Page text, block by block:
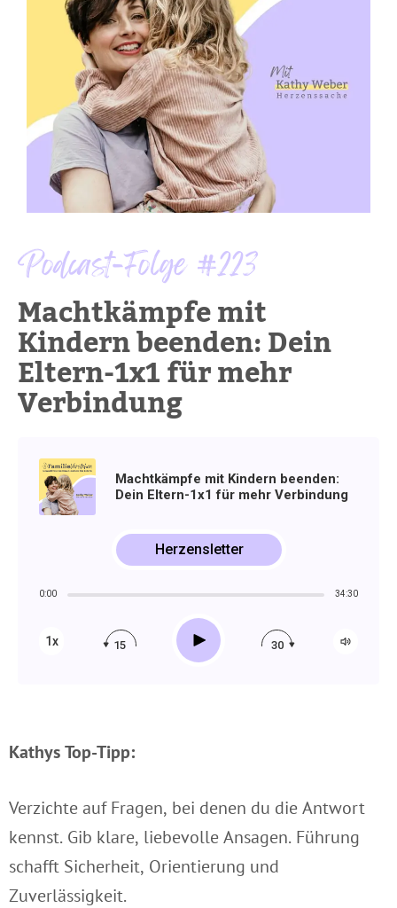
Podcast-Folge #223
Machtkämpfe mit
Kindern beenden: Dein
Eltern-1x1 für mehr
Verbindung
Machtkämpfe mit Kindern beenden:
Dein Eltern-1x1 für mehr Verbindung
0:00 34:30
1x 15 Play 30
Herzensletter
Kathys Top-Tipp:
Verzichte auf Fragen, bei denen du die Antwort
kennst. Gib klare, liebevolle Ansagen. Führung
schafft Sicherheit, Orientierung und
Zuverlässigkeit.